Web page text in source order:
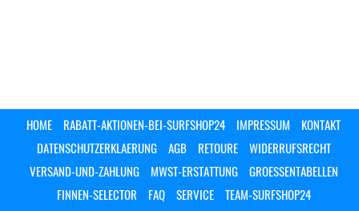
HOME RABATT-AKTIONEN-BEI-SURFSHOP24 IMPRESSUM
KONTAKT
DATENSCHUTZERKLAERUNG
AGB RETOURE
WIDERRUFSRECHT
VERSAND-UND-ZAHLUNG
MWST-ERSTATTUNG
GROESSENTABELLEN
FINNEN-SELECTOR
FAQ SERVICE
TEAM-SURFSHOP24